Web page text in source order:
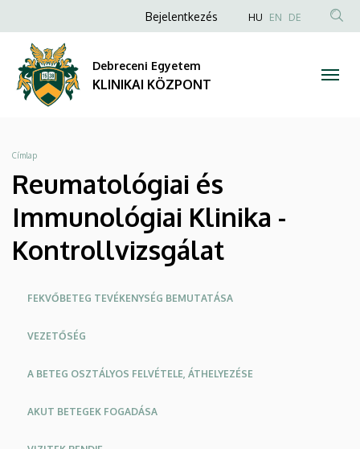
Reumatológiai
és
Immunológiai
Klinika
Kontrollvizsgálat
KLINIKAI
a
tartalomra
Anonim
fiók
menüje
Bejelentkezés HU EN DE
Debreceni Egyetem
KLINIKAI KÖZPONT
Morzsa
Címlap
Reumatológiai és
Immunológiai Klinika -
Kontrollvizsgálat
Oldalmenü
FEKVŐBETEG TEVÉKENYSÉG BEMUTATÁSA
VEZETŐSÉG
A BETEG OSZTÁLYOS FELVÉTELE, ÁTHELYEZÉSE
AKUT BETEGEK FOGADÁSA